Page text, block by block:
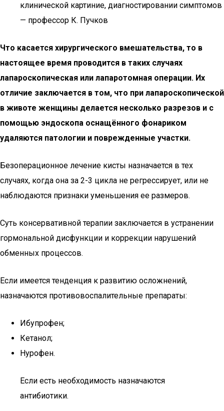
клинической картиние, диагностировании симптомов
— профессор К. Пучков
Что касается хирургического вмешательства, то в
настоящее время проводится в таких случаях
лапароскопическая или лапаротомная операции. Их
отличие заключается в том, что при лапароскопической
в животе женщины делается несколько разрезов и с
помощью эндоскопа оснащённого фонариком
удаляются патологии и поврежденные участки.
Безоперационное лечение кисты назначается в тех
случаях, когда она за 2-3 цикла не регрессирует, или не
наблюдаются признаки уменьшения ее размеров.
Суть консервативной терапии заключается в устранении
гормональной дисфункции и коррекции нарушений
обменных процессов.
Если имеется тенденция к развитию осложнений,
назначаются противовоспалительные препараты:
Ибупрофен;
Кетанол;
Нурофен.
Если есть необходимость назначаются
антибиотики.